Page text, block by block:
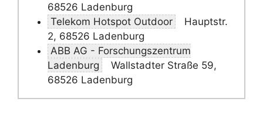
68526 Ladenburg
Telekom Hotspot Outdoor
Hauptstr.
2, 68526 Ladenburg
ABB AG - Forschungszentrum
Ladenburg
Wallstadter Straße 59,
68526 Ladenburg